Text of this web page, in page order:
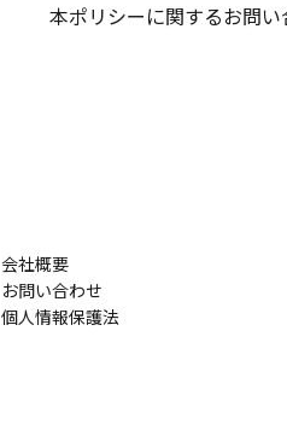
本ポリシーに関するお問い
会社概要
お問い合わせ
個人情報保護法